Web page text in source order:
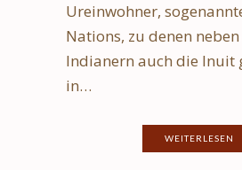
Ureinwohner,
Nations, zu denen
Indianern auch die Inuit
in…
WEITERLESEN